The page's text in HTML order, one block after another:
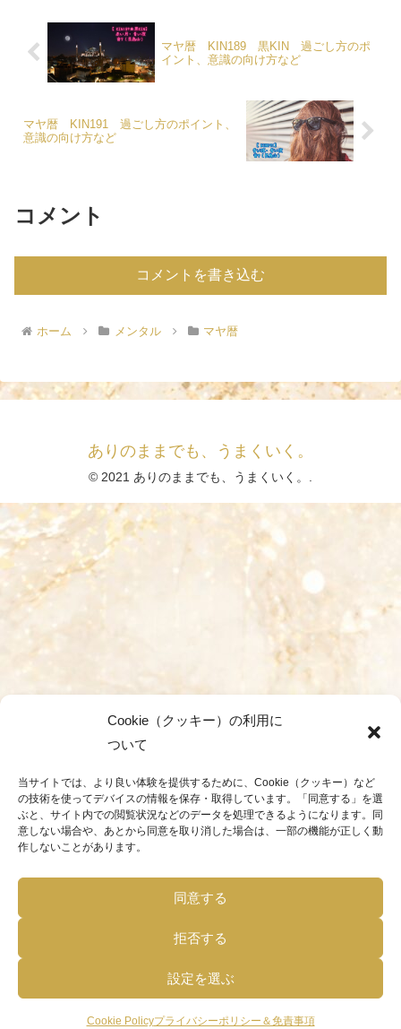
Cookie（クッキー）の利用に
ついて
当サイトでは、より良い体験を提供するために、Cookie（クッキー）など
の技術を使ってデバイスの情報を保存・取得しています。「同意する」を選
ぶと、サイト内での閲覧状況などのデータを処理できるようになります。同
意しない場合や、あとから同意を取り消した場合は、一部の機能が正しく動
作しないことがあります。
同意する
拒否する
設定を選ぶ
Cookie Policyプライバシーポリシー＆免責事項
マヤ暦 KIN189 黒KIN 過ごし方のポ
イント、意識の向け方など
マヤ暦 KIN191 過ごし方のポイント、
意識の向け方など
コメント
コメントを書き込む
ホーム メンタル マヤ暦
ありのままでも、うまくいく。
© 2021 ありのままでも、うまくいく。.